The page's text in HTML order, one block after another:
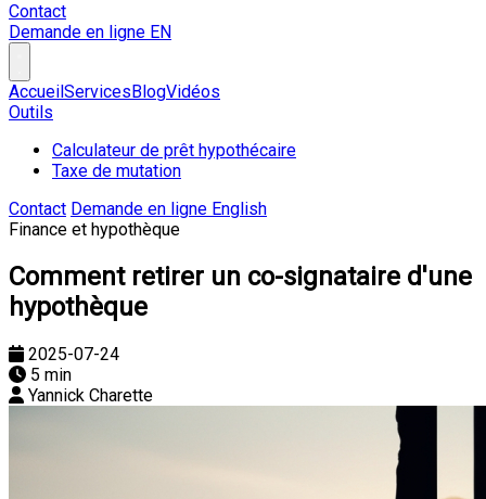
Contact
Demande en ligne EN
AccueilServicesBlogVidéos
Outils
Calculateur de prêt hypothécaire
Taxe de mutation
Contact Demande en ligne English
Finance et hypothèque
Comment retirer un co-signataire d'une
hypothèque
2025-07-24
5 min
Yannick Charette